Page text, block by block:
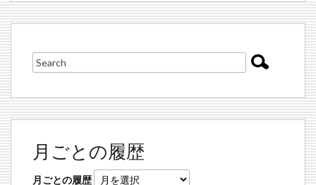
月ごとの履歴
月ごとの履歴